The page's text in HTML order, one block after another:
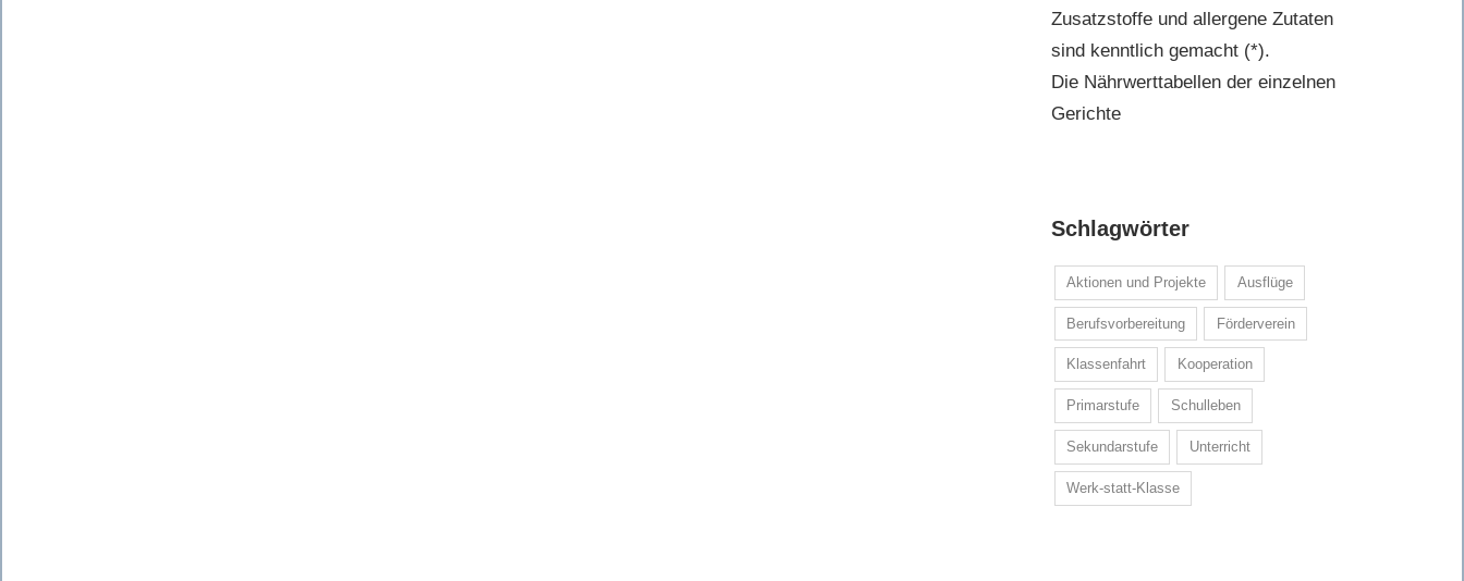
Zusatzstoffe und allergene Zutaten
sind kenntlich gemacht (*).
Die Nährwerttabellen der einzelnen
Gerichte
Schlagwörter
Aktionen und Projekte Ausflüge
Berufsvorbereitung Förderverein
Klassenfahrt Kooperation
Primarstufe Schulleben
Sekundarstufe Unterricht
Werk-statt-Klasse